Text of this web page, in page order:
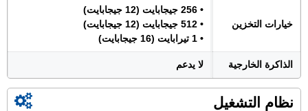
خيارات التخزين
• 256 جيجابايت (12 جيجابايت)
• 512 جيجابايت (12 جيجابايت)
• 1 تيرابايت (16 جيجابايت)
الذاكرة الخارجية لا يدعم
نظام التشغيل